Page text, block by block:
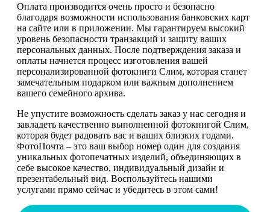
Оплата производится очень просто и безопасно
благодаря возможности использования банковских карт
на сайте или в приложении. Мы гарантируем высокий
уровень безопасности транзакций и защиту ваших
персональных данных. После подтверждения заказа и
оплаты начнется процесс изготовления вашей
персонализированной фотокниги Слим, которая станет
замечательным подарком или важным дополнением
вашего семейного архива.
Не упустите возможность сделать заказ у нас сегодня и
завладеть качественно выполненной фотокнигой Слим,
которая будет радовать вас и ваших близких годами.
ФотоПочта – это ваш выбор номер один для создания
уникальных фотопечатных изделий, объединяющих в
себе высокое качество, индивидуальный дизайн и
презентабельный вид. Воспользуйтесь нашими
услугами прямо сейчас и убедитесь в этом сами!